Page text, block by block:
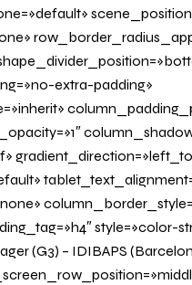
extra-padding»
style=»color-
(G3) – IDIBAPS